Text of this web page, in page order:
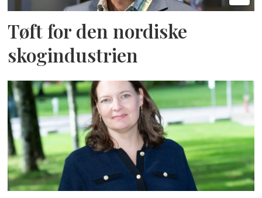
Tøft for den nordiske
skogindustrien